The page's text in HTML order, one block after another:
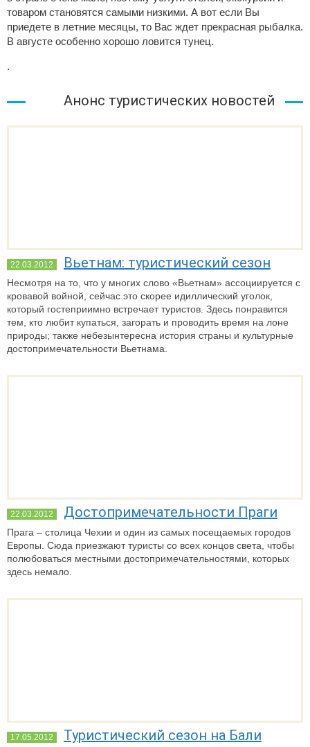
товаром становятся самыми низкими. А вот если Вы
приедете в летние месяцы, то Вас ждет прекрасная рыбалка.
В августе особенно хорошо ловится тунец.
.
Анонс туристических новостей
22.03.2012 Вьетнам: туристический сезон
Несмотря на то, что у многих слово «Вьетнам» ассоциируется с
кровавой войной, сейчас это скорее идиллический уголок,
который гостеприимно встречает туристов. Здесь понравится
тем, кто любит купаться, загорать и проводить время на лоне
природы; также небезынтересна история страны и культурные
достопримечательности Вьетнама.
22.03.2012 Достопримечательности Праги
Прага – столица Чехии и один из самых посещаемых городов
Европы. Сюда приезжают туристы со всех концов света, чтобы
полюбоваться местными достопримечательностями, которых
здесь немало.
17.05.2012 Туристический сезон на Бали